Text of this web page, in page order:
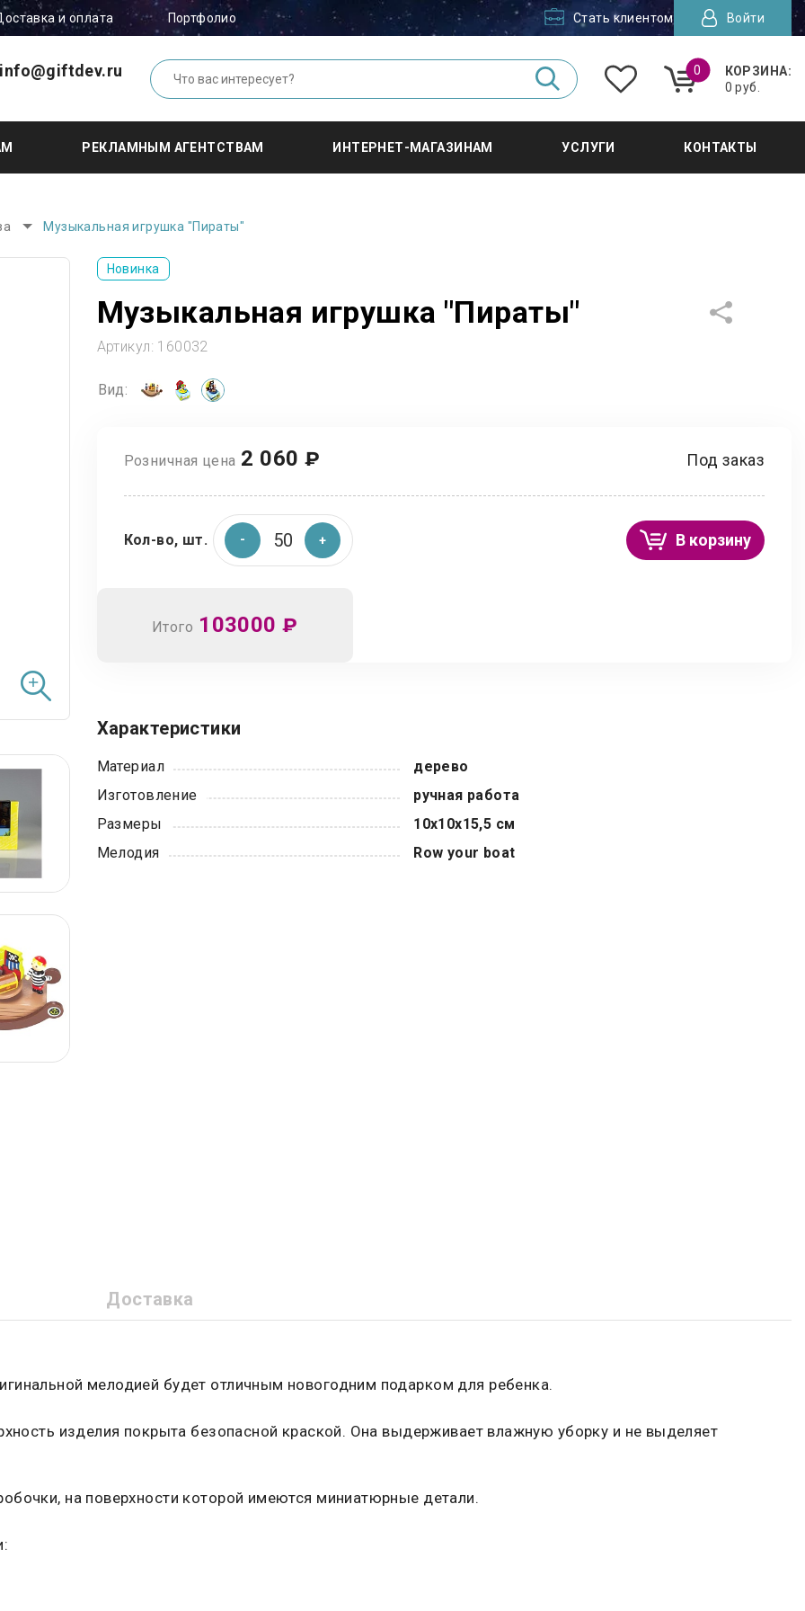
и оплата Портфолио Стать клиентом Войти
info@giftdev.ru 0
КОРЗИНА:
0 руб.
РЕКЛАМНЫМ АГЕНТСТВАМ ИНТЕРНЕТ-МАГАЗИНАМ УСЛУГИ КОНТАКТЫ
Музыкальная игрушка "Пираты"
Новинка
Музыкальная игрушка "Пираты"
Артикул: 160032
Вид:
Розничная цена 2 060 ₽ Под заказ
Кол-во, шт. В корзину
Итого 103000 ₽
Характеристики
Материал
дерево
Изготовление
ручная работа
Размеры
10х10х15,5 см
Мелодия
Row your boat
Доставка
мелодией будет отличным новогодним подарком для ребенка.
изделия покрыта безопасной краской. Она выдерживает влажную уборку и не выделяет
на поверхности которой имеются миниатюрные детали.